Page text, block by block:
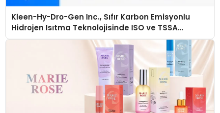
Kleen-Hy-Dro-Gen Inc., Sıfır Karbon Emisyonlu
Hidrojen Isıtma Teknolojisinde ISO ve TSSA
Düzenleyici Onaylarını Aldı